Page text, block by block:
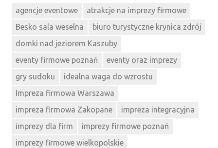
agencje eventowe
atrakcje na imprezy firmowe
Besko sala weselna
biuro turystyczne krynica zdrój
domki nad jeziorem Kaszuby
eventy firmowe poznań
eventy oraz imprezy
gry sudoku
idealna waga do wzrostu
Impreza firmowa Warszawa
impreza firmowa Zakopane
impreza integracyjna
imprezy dla firm
imprezy firmowe poznań
imprezy firmowe wielkopolskie